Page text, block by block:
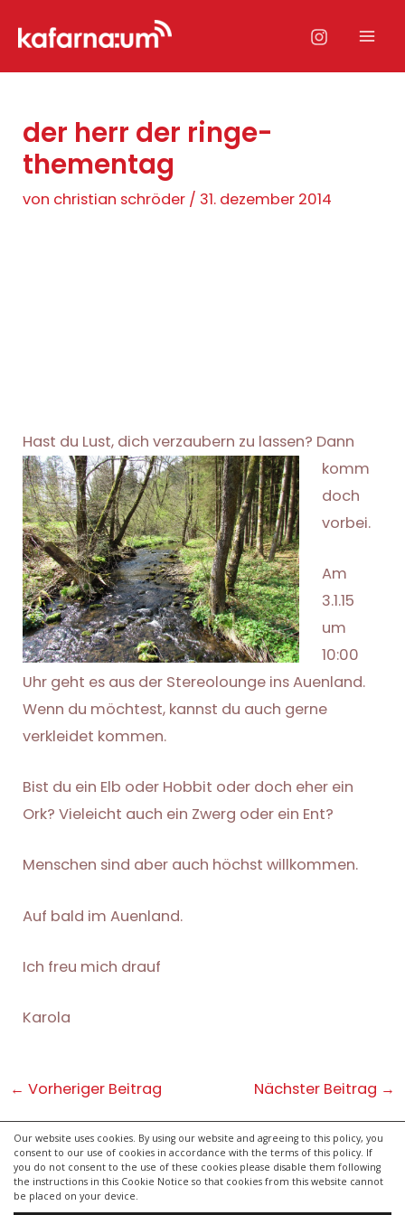
Our website uses cookies. By using our website and agreeing to this policy, you
consent to our use of cookies in accordance with the terms of this policy. If
you do not consent to the use of these cookies please disable them following
the instructions in this Cookie Notice so that cookies from this website cannot
be placed on your device.
Inhalt
der herr der ringe-
thementag
von christian schröder /31. dezember 2014
Hast du Lust, dich verzaubern zu lassen? Dann
komm
doch
vorbei.
Am
3.1.15
um
10:00
Uhr geht es aus der Stereolounge ins Auenland.
Wenn du möchtest, kannst du auch gerne
verkleidet kommen.
Bist du ein Elb oder Hobbit oder doch eher ein
Ork? Vieleicht auch ein Zwerg oder ein Ent?
Menschen sind aber auch höchst willkommen.
Auf bald im Auenland.
Ich freu mich drauf
Karola
Post
← Vorheriger Beitrag Nächster Beitrag →
kontakt
impressum